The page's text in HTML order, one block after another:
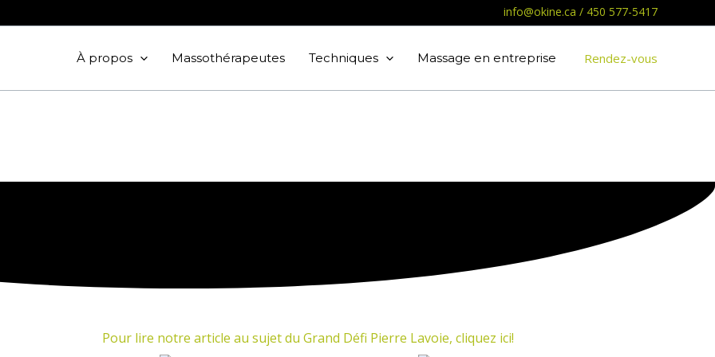
info@okine.ca / 450 577-5417
À propos Massothérapeutes Techniques Massage en entreprise Rendez-vous
Pour lire notre article au sujet du Grand Défi Pierre Lavoie, cliquez ici!